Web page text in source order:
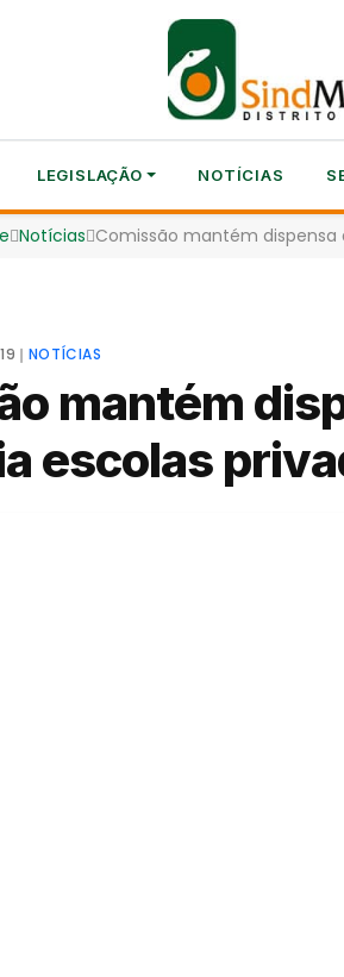
LEGISLAÇÃO NOTÍCIAS
Notícias Comissão mantém dispensa
❘ NOTÍCIAS
mantém
escolas